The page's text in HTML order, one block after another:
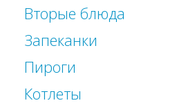
Вторые блюда
Запеканки
Пироги
Котлеты